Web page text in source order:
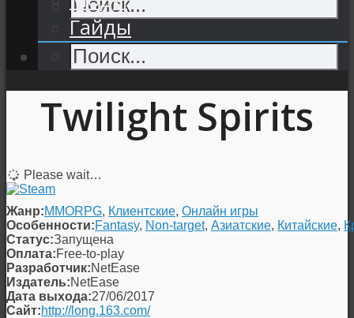
Гайды
Twilight Spirits
Please wait…
Жанр:MMORPG, Клиентские, Онлайн игры
Особенности:Fantasy, Non-target, Азиатские, Китайские,
Статус:Запущена
Оплата:Free-to-play
Разработчик:NetEase
Издатель:NetEase
Дата выхода:27/06/2017
Сайт:http://long.163.com/